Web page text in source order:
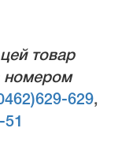
товар
номером
629,